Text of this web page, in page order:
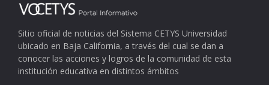
Sitio oficial de noticias del Sistema CETYS Universidad
ubicado en Baja California, a través del cual se dan a
conocer las acciones y logros de la comunidad de esta
institución educativa en distintos ámbitos